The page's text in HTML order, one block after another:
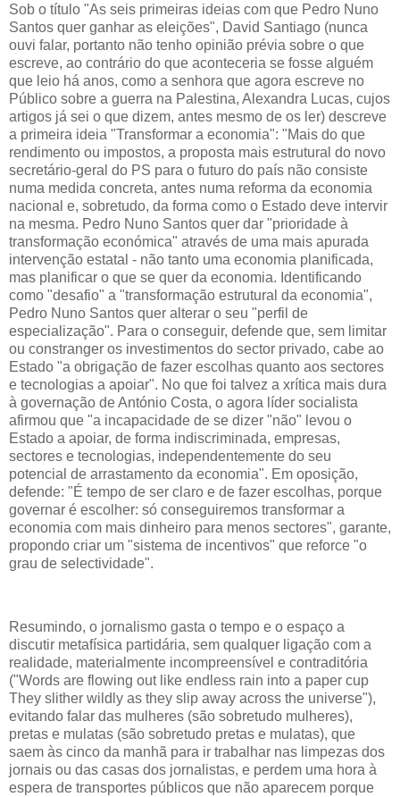
Sob o título "As seis primeiras ideias com que Pedro Nuno
Santos quer ganhar as eleições", David Santiago (nunca
ouvi falar, portanto não tenho opinião prévia sobre o que
escreve, ao contrário do que aconteceria se fosse alguém
que leio há anos, como a senhora que agora escreve no
Público sobre a guerra na Palestina, Alexandra Lucas, cujos
artigos já sei o que dizem, antes mesmo de os ler) descreve
a primeira ideia "Transformar a economia": "Mais do que
rendimento ou impostos, a proposta mais estrutural do novo
secretário-geral do PS para o futuro do país não consiste
numa medida concreta, antes numa reforma da economia
nacional e, sobretudo, da forma como o Estado deve intervir
na mesma. Pedro Nuno Santos quer dar "prioridade à
transformação económica" através de uma mais apurada
intervenção estatal - não tanto uma economia planificada,
mas planificar o que se quer da economia. Identificando
como "desafio" a "transformação estrutural da economia",
Pedro Nuno Santos quer alterar o seu "perfil de
especialização". Para o conseguir, defende que, sem limitar
ou constranger os investimentos do sector privado, cabe ao
Estado "a obrigação de fazer escolhas quanto aos sectores
e tecnologias a apoiar". No que foi talvez a xrítica mais dura
à governação de António Costa, o agora líder socialista
afirmou que "a incapacidade de se dizer "não" levou o
Estado a apoiar, de forma indiscriminada, empresas,
sectores e tecnologias, independentemente do seu
potencial de arrastamento da economia". Em oposição,
defende: "É tempo de ser claro e de fazer escolhas, porque
governar é escolher: só conseguiremos transformar a
economia com mais dinheiro para menos sectores", garante,
propondo criar um "sistema de incentivos" que reforce "o
grau de selectividade".
Resumindo, o jornalismo gasta o tempo e o espaço a
discutir metafísica partidária, sem qualquer ligação com a
realidade, materialmente incompreensível e contraditória
("Words are flowing out like endless rain into a paper cup
They slither wildly as they slip away across the universe"),
evitando falar das mulheres (são sobretudo mulheres),
pretas e mulatas (são sobretudo pretas e mulatas), que
saem às cinco da manhã para ir trabalhar nas limpezas dos
jornais ou das casas dos jornalistas, e perdem uma hora à
espera de transportes públicos que não aparecem porque